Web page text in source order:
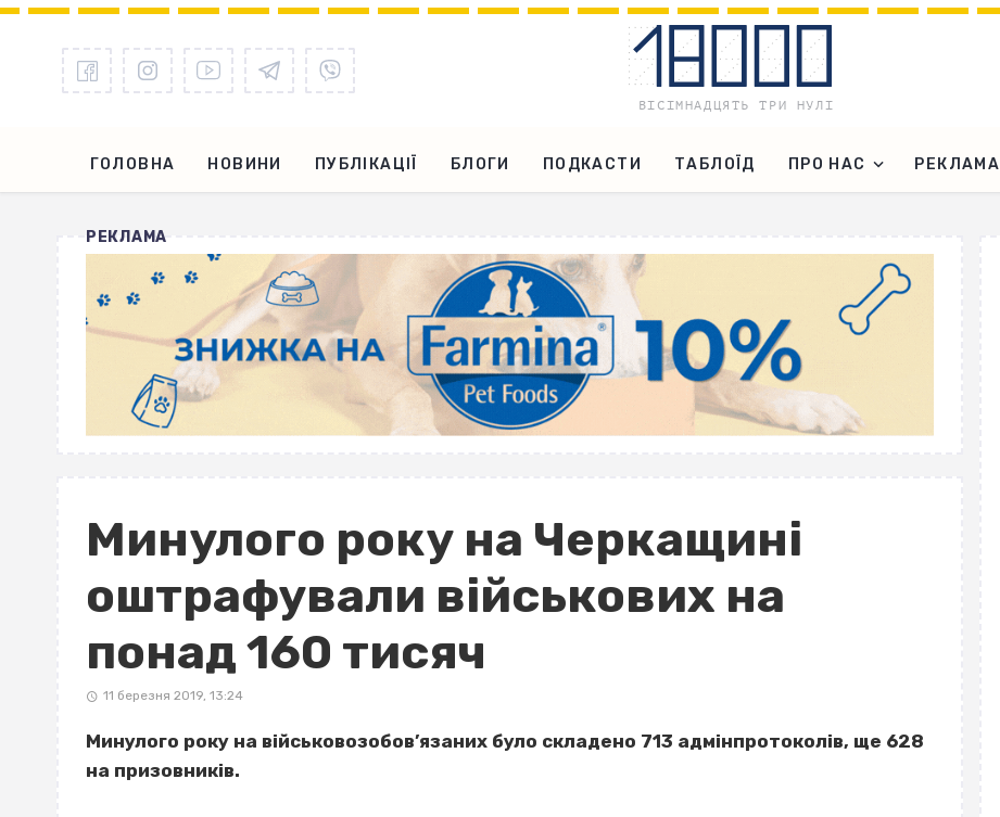
ГОЛОВНА НОВИНИ ПУБЛІКАЦІЇ БЛОГИ ПОДКАСТИ ТАБЛОЇД ПРО НАС РЕКЛАМА
РЕКЛАМА
Минулого року на Черкащині
оштрафували військових на
понад 160 тисяч
11 березня 2019, 13:24
Минулого року на військовозобов’язаних було складено 713 адмінпротоколів, ще 628
на призовників.